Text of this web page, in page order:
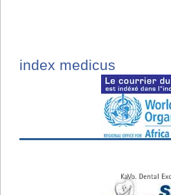
index medicus